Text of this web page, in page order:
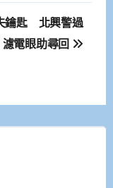
鑰匙 北興警過
濾電眼助尋回